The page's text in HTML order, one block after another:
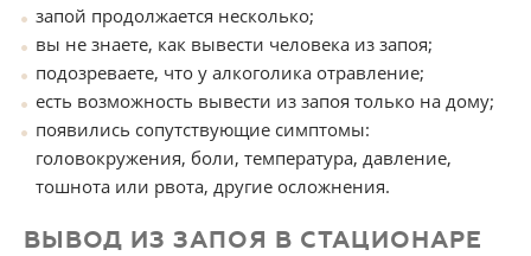
запой продолжается несколько;
вы не знаете, как вывести человека из запоя;
подозреваете, что у алкоголика отравление;
есть возможность вывести из запоя только на дому;
появились сопутствующие симптомы:
головокружения, боли, температура, давление,
тошнота или рвота, другие осложнения.
ВЫВОД ИЗ ЗАПОЯ В СТАЦИОНАРЕ